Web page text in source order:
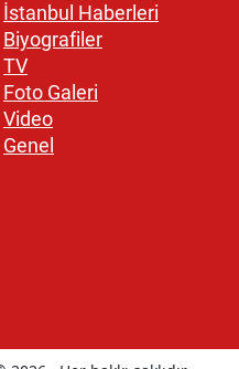
İstanbul Haberleri
Biyografiler
TV
Foto Galeri
Video
Genel